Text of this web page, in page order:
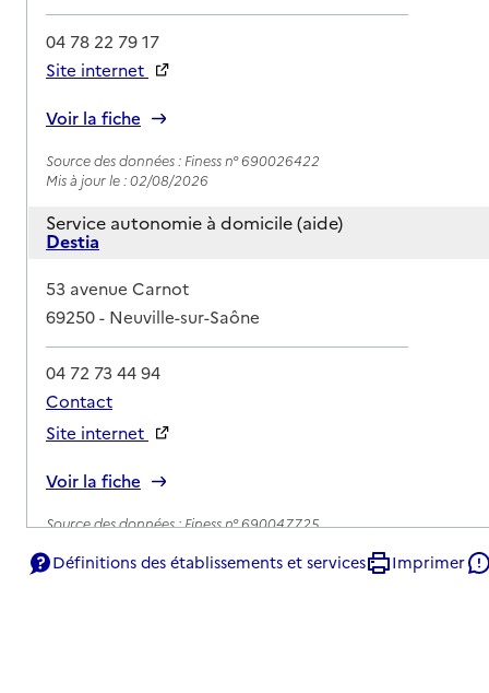
04 78 22 79 17
Site internet
Voir la fiche
Source des données : Finess n° 690026422
Mis à jour le : 02/08/2026
Service autonomie à domicile (aide)
Destia
Adresse
53 avenue Carnot
69250- Neuville-sur-Saône
04 72 73 44 94
Contact
Site internet
Voir la fiche
Source des données : Finess n° 690047725
Définitions des établissements et services Imprimer